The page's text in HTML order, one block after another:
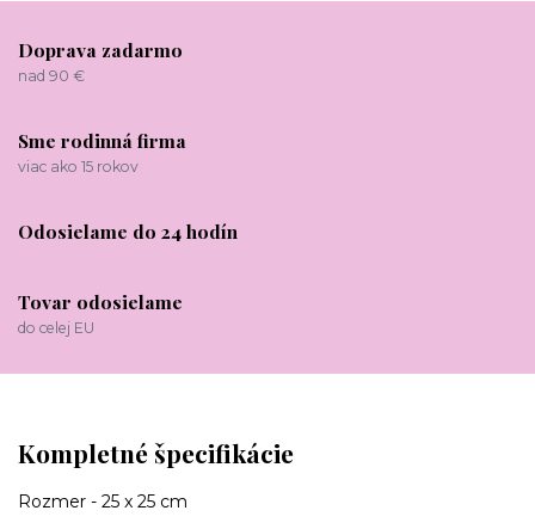
Doprava zadarmo
nad 90 €
Sme rodinná firma
viac ako 15 rokov
Odosielame do 24 hodín
Tovar odosielame
do celej EU
Kompletné špecifikácie
Rozmer - 25 x 25 cm